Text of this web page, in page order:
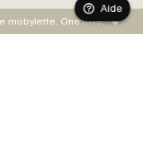
mobylette. One love.
Aide